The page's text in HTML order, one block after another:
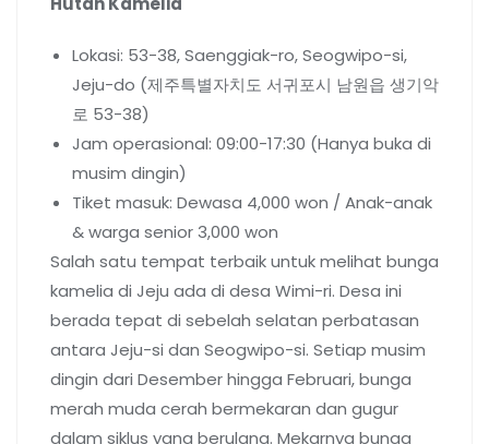
Lokasi: 53-38, Saenggiak-ro, Seogwipo-si,
Jeju-do (제주특별자치도 서귀포시 남원읍 생기악
로 53-38)
Jam operasional: 09:00-17:30 (Hanya buka di
musim dingin)
Tiket masuk: Dewasa 4,000 won / Anak-anak
& warga senior 3,000 won
Salah satu tempat terbaik untuk melihat bunga
kamelia di Jeju ada di desa Wimi-ri. Desa ini
berada tepat di sebelah selatan perbatasan
antara Jeju-si dan Seogwipo-si. Setiap musim
dingin dari Desember hingga Februari, bunga
merah muda cerah bermekaran dan gugur
dalam siklus yang berulang. Mekarnya bunga